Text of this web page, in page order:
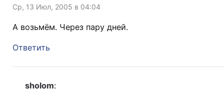
Ср, 13 Июл, 2005 в 04:04
А возьмём. Через пару дней.
Ответить
sholom: